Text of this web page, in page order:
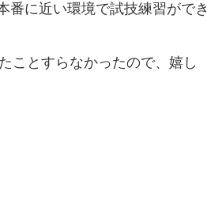
番に近い環境で試技練習ができ
ことすらなかったので、嬉し